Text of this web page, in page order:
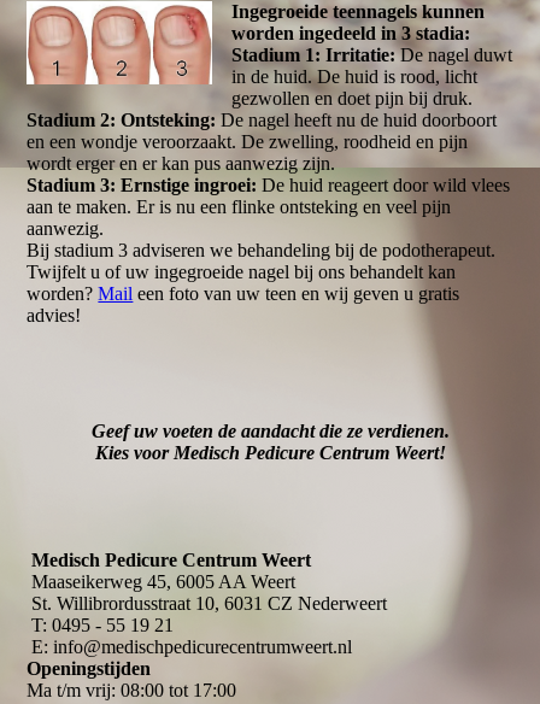
Ingegroeide teennagels kunnen
worden ingedeeld in 3 stadia:
Stadium 1: Irritatie:De nagel duwt
in de huid. De huid is rood, licht
gezwollen en doet pijn bij druk.
Stadium 2: Ontsteking:De nagel heeft nu de huid doorboort
en een wondje veroorzaakt. De zwelling, roodheid en pijn
wordt erger en er kan pus aanwezig zijn.
Stadium 3: Ernstige ingroei: De huid reageert door wild vlees
aan te maken. Er is nu een flinke ontsteking en veel pijn
aanwezig.
Bij stadium 3 adviseren we behandeling bij de podotherapeut.
Twijfelt u of uw ingegroeide nagel bij ons behandelt kan
worden?Mail een foto van uw teen en wij geven u gratis
advies!
Geef uw voeten de aandacht die ze verdienen.
Kies voor Medisch Pedicure Centrum Weert!
Medisch Pedicure Centrum Weert
Maaseikerweg 45, 6005 AA Weert
St. Willibrordusstraat 10, 6031 CZ Nederweert
T: 0495 - 55 19 21
E: info@medischpedicurecentrumweert.nl
Openingstijden
Ma t/m vrij: 08:00 tot 17:00